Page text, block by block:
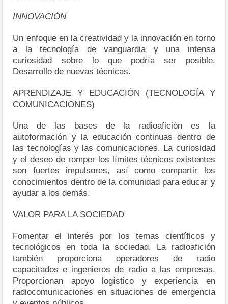
INNOVACIÓN
Un enfoque en la creatividad y la innovación en torno
a la tecnología de vanguardia y una intensa
curiosidad sobre lo que podría ser posible.
Desarrollo de nuevas técnicas.
APRENDIZAJE Y EDUCACIÓN (TECNOLOGÍA Y
COMUNICACIONES)
Una de las bases de la radioafición es la
autoformación y la educación continuas dentro de
las tecnologías y las comunicaciones. La curiosidad
y el deseo de romper los límites técnicos existentes
son fuertes impulsores, así como compartir los
conocimientos dentro de la comunidad para educar y
ayudar a los demás.
VALOR PARA LA SOCIEDAD
Fomentar el interés por los temas científicos y
tecnológicos en toda la sociedad. La radioafición
también proporciona operadores de radio
capacitados e ingenieros de radio a las empresas.
Proporcionan apoyo logístico y experiencia en
radiocomunicaciones en situaciones de emergencia